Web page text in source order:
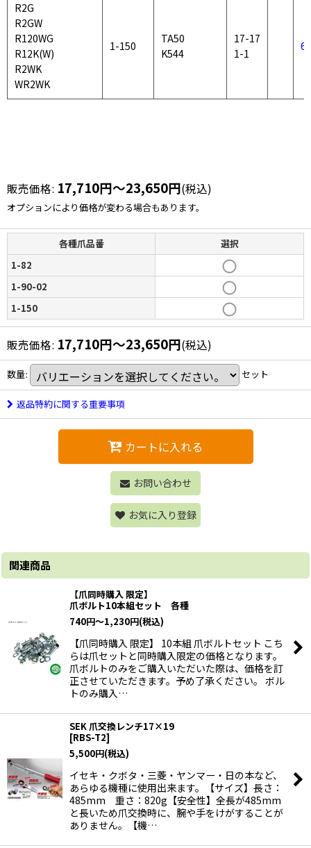
R2G
R2GW
R120WG
R12K(W)
R2WK
WR2WK
1-150
TA50
K544
17-17
1-1
販売価格: 17,710円～23,650円(税込)
オプションにより価格が変わる場合もあります。
各種爪品番
選択
1-82
1-90-02
1-150
販売価格: 17,710円～23,650円(税込)
数量: セット
返品特約に関する重要事項
カートに入れる
お問い合わせ
お気に入り登録
関連商品
【爪同時購入 限定】
爪ボルト10本組セット 各種
740円～1,230円(税込)
【爪同時購入 限定】 10本組 爪ボルトセット こち
らは爪セットと同時購入限定の価格となります。
爪ボルトのみをご購入いただいた際は、価格を訂
正させていただきます。予め了承ください。 ボル
トのみ購入…
SEK 爪交換レンチ17×19
[RBS-T2]
5,500円(税込)
イセキ・クボタ・三菱・ヤンマー・日の本など、
あらゆる機種に使用出来ます。【サイズ】長さ：
485mm 重さ：820g【安全性】全長が485mm
と長いため爪交換時に、腕や手をけがすることが
ありません。【機…